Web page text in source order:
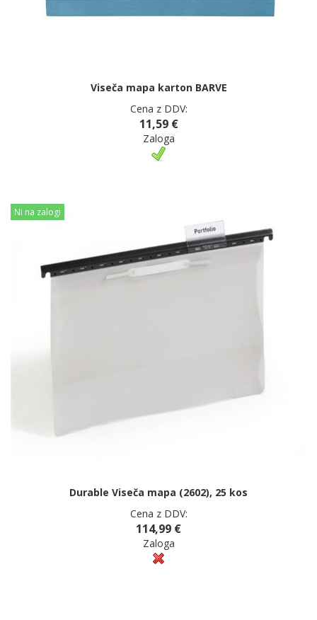
Viseča mapa karton BARVE
Cena z DDV:
11,59 €
Zaloga
Ni na zalogi
Durable Viseča mapa (2602), 25 kos
Cena z DDV:
114,99 €
Zaloga